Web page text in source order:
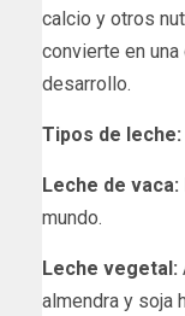
calcio y otros
convierte en
desarrollo.
Tipos de leche:
Leche de vaca:
mundo.
Leche vegetal:
almendra y soja